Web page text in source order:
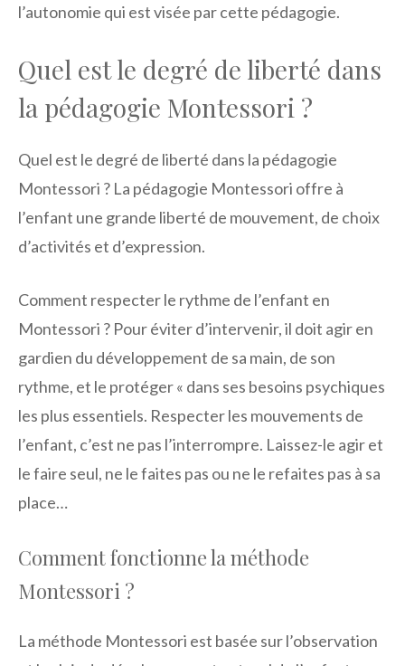
l’autonomie qui est visée par cette pédagogie.
Quel est le degré de liberté dans
la pédagogie Montessori ?
Quel est le degré de liberté dans la pédagogie
Montessori ? La pédagogie Montessori offre à
l’enfant une grande liberté de mouvement, de choix
d’activités et d’expression.
Comment respecter le rythme de l’enfant en
Montessori ? Pour éviter d’intervenir, il doit agir en
gardien du développement de sa main, de son
rythme, et le protéger « dans ses besoins psychiques
les plus essentiels. Respecter les mouvements de
l’enfant, c’est ne pas l’interrompre. Laissez-le agir et
le faire seul, ne le faites pas ou ne le refaites pas à sa
place…
Comment fonctionne la méthode
Montessori ?
La méthode Montessori est basée sur l’observation